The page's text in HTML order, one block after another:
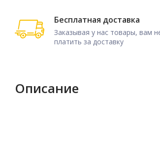
Бесплатная доставка
Заказывая у нас товары, вам
платить за доставку
Описание